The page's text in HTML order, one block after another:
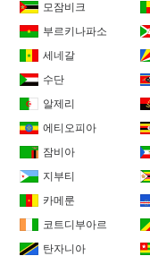
모잠비크
부르키나파소
세네갈
수단
알제리
에티오피아
잠비아
지부티
카메룬
코트디부아르
탄자니아